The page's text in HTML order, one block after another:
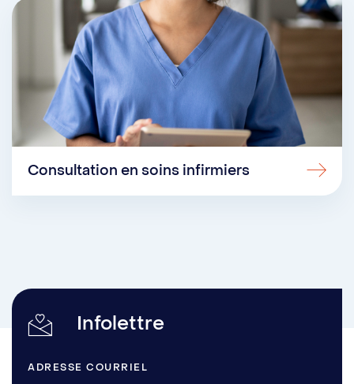
Consultation en soins infirmiers
Infolettre
ADRESSE COURRIEL